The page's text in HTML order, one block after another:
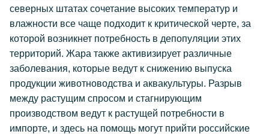
северных штатах сочетание высоких температур и
влажности все чаще подходит к критической черте, за
которой возникнет потребность в депопуляции этих
территорий. Жара также активизирует различные
заболевания, которые ведут к снижению выпуска
продукции животноводства и аквакультуры. Разрыв
между растущим спросом и стагнирующим
производством ведут к растущей потребности в
импорте, и здесь на помощь могут прийти российские